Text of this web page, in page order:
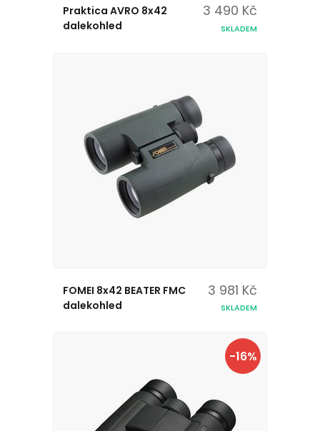
Praktica AVRO 8x42
dalekohled
3 490 Kč
SKLADEM
FOMEI 8x42 BEATER FMC
dalekohled
3 981 Kč
SKLADEM
-16%